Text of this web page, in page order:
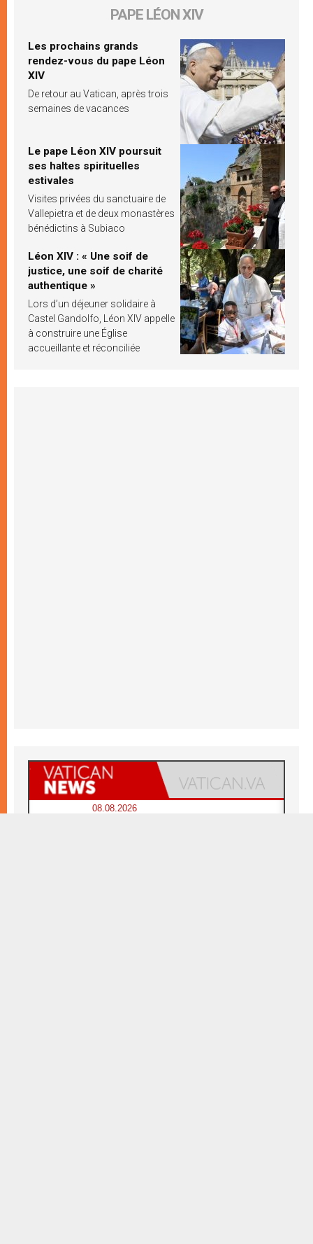
PAPE LÉON XIV
Les prochains grands
rendez-vous du pape Léon
XIV
De retour au Vatican, après trois
semaines de vacances
Le pape Léon XIV poursuit
ses haltes spirituelles
estivales
Visites privées du sanctuaire de
Vallepietra et de deux monastères
bénédictins à Subiaco
Léon XIV : « Une soif de
justice, une soif de charité
authentique »
Lors d’un déjeuner solidaire à
Castel Gandolfo, Léon XIV appelle
à construire une Église
accueillante et réconciliée
08.08.2026